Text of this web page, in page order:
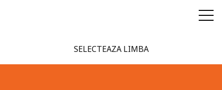
SELECTEAZA LIMBA